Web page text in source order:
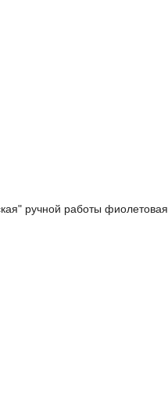
ручной работы